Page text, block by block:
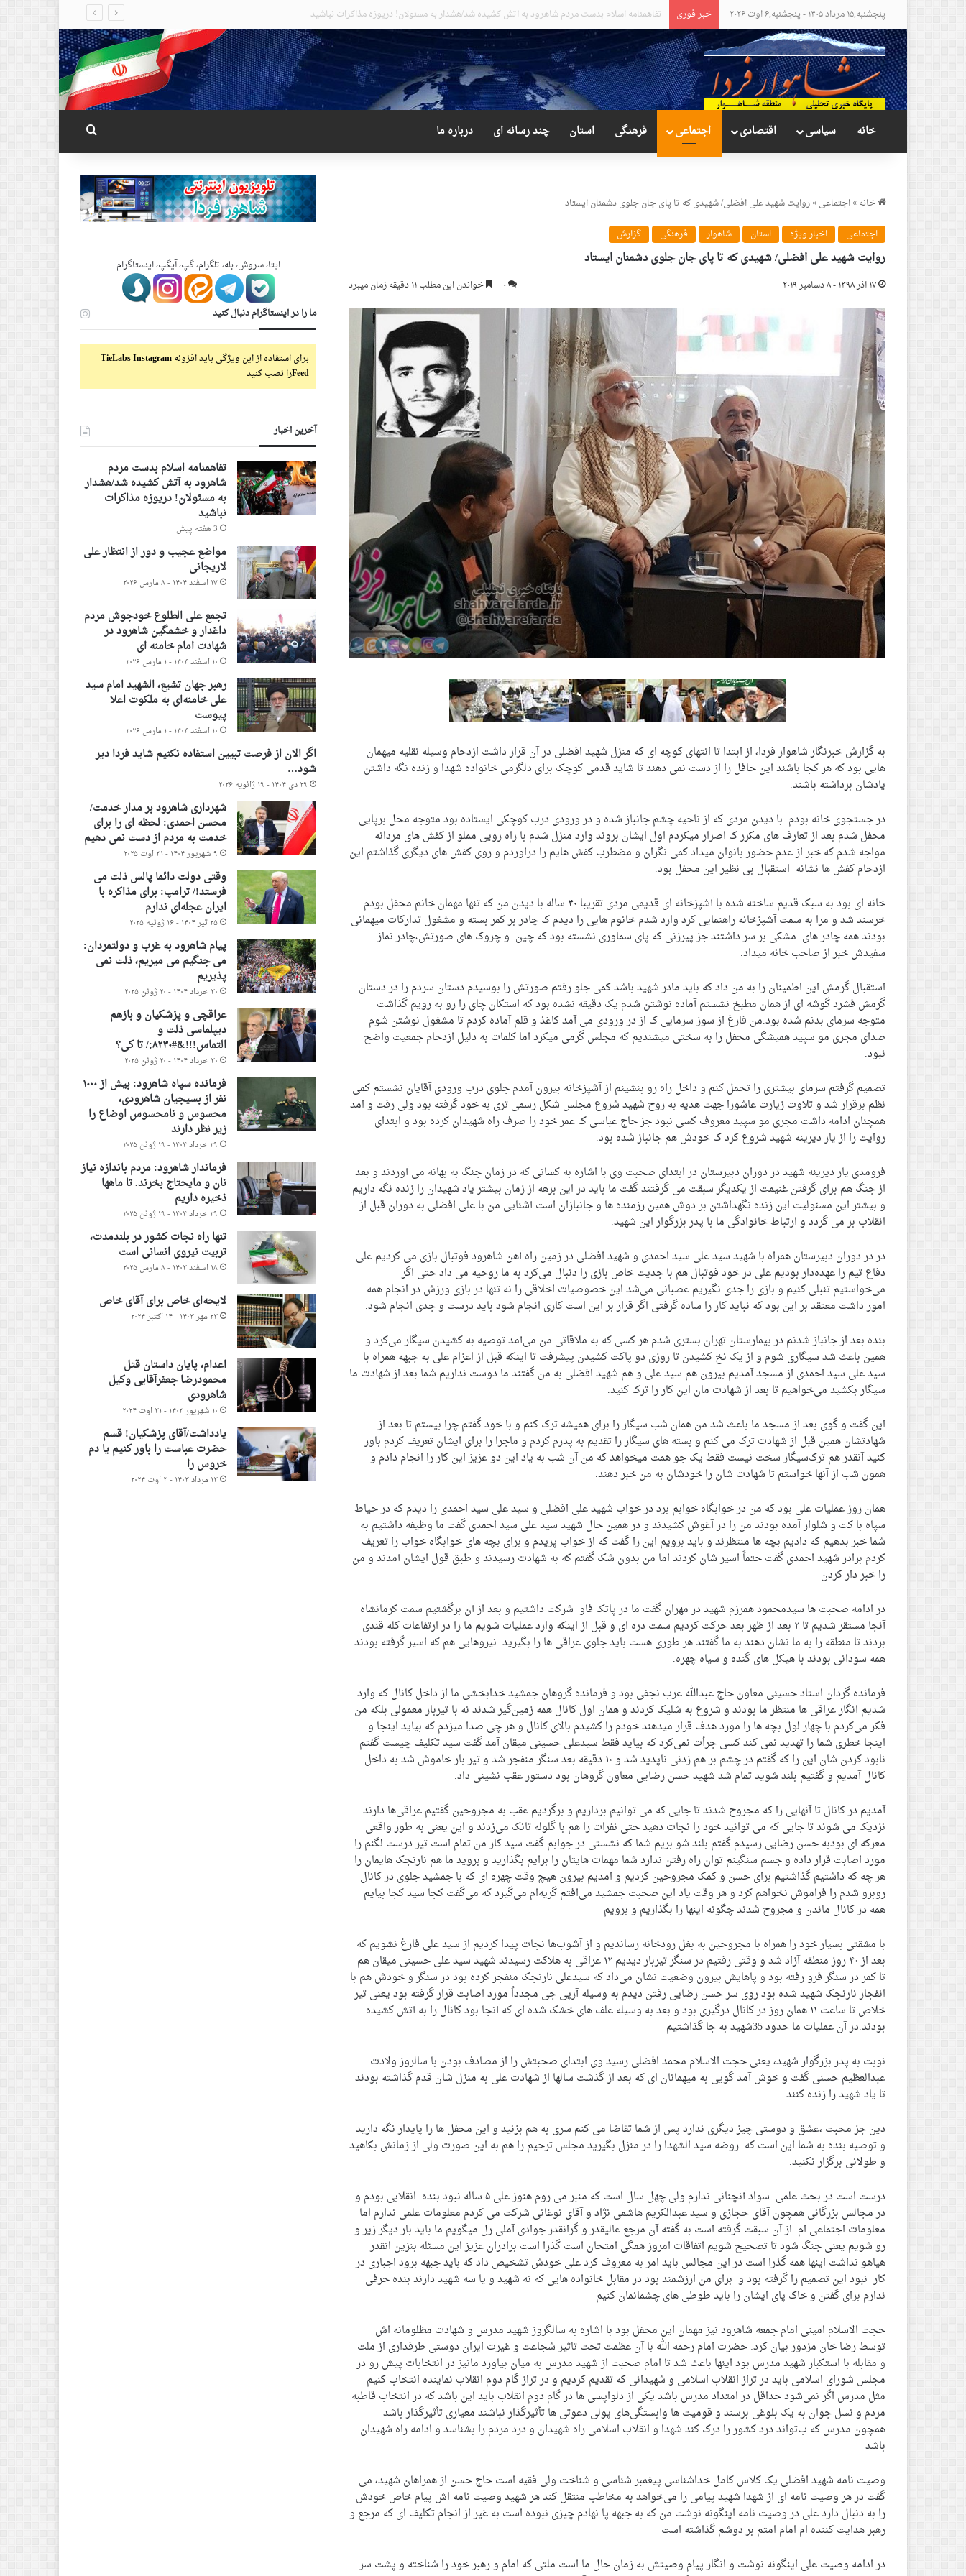
پنجشنبه,۱۵ مرداد ۱۴۰۵ - پنجشنبه,۶ اوت ۲۰۲۶ خبر فوری مواضع عجیب و دور از انتظار علی لاریجانی
خانه سیاسی اقتصادی اجتماعی فرهنگی استان چند رسانه ای درباره ما
خانه»اجتماعی»روایت شهید علی افضلی/ شهیدی که تا پای جان جلوی دشمنان ایستاد
اجتماعی
اخبار ویژه استان شاهوار فرهنگی گزارش
روایت شهید علی افضلی/ شهیدی که تا پای جان جلوی دشمنان ایستاد
۱۷ آذر ۱۳۹۸ - ۸ دسامبر ۲۰۱۹ ۰ خواندن این مطلب ۱۱ دقیقه زمان میبرد
به گزارش خبرنگار شاهوار فردا، از ابتدا تا انتهای کوچه ای که منزل شهید افضلی در آن قرار داشت ازدحام وسیله نقلیه میهمان
هایی بود که هر کجا باشند این حافل را از دست نمی دهند تا شاید قدمی کوچک برای دلگرمی خانواده شهدا و زنده نگه داشتن
یادشان برداشته باشند.
در جستجوی خانه بودم با دیدن مردی که از ناحیه چشم جانباز شده و در ورودی درب کوچکی ایستاده بود متوجه محل برپایی
محفل شدم بعد از تعارف های مکرر ک اصرار میکردم اول ایشان بروند وارد منزل شدم با راه رویی مملو از کفش های مردانه
مواجه شدم که خبر از عدم حضور بانوان میداد کمی نگران و مضطرب کفش هایم را دراوردم و روی کفش های دیگری گذاشتم این
ازدحام کفش ها نشانه استقبال بی نظیر این محفل بود.
خانه ای بود به سبک قدیم ساخته شده با آشپزخانه ای قدیمی مردی تقریبا ۴۰ ساله با دیدن من که تنها مهمان خانم محفل بودم
خرسند شد و مرا به سمت آشپزخانه راهنمایی کرد وارد شدم خانوم هایی را دیدم ک چادر بر کمر بسته و مشغول تدارکات میهمانی
بودند همه چادر های مشکی بر سر داشتند جز پیرزنی که پای سماوری نشسته بود که چین و چروک های صورتش،چادر نماز
سفیدش خبر از صاحب خانه میداد.
استقبال گرمش این اطمینان را به من داد که باید مادر شهید باشد کمی جلو رفتم صورتش را بوسیدم دستان سردم را در دستان
گرمش فشرد گوشه ای از همان مطبخ نشستم آماده نوشتن شدم یک دقیقه نشده بود که استکان چای را رو به رویم گذاشت
متوجه سرمای بدنم شده بود.من فارغ از سوز سرمایی ک از در ورودی می آمد کاغذ و قلم آماده کردم تا مشغول نوشتن شوم
صدای مجری مو سپید همیشگی محفل را به سختی میشندیم که مجلس گرمی میکرد اما کلمات به دلیل ازدحام جمعیت واضح
نبود.
تصمیم گرفتم سرمای بیشتری را تحمل کنم و داخل راه رو بنشینم از آشپزخانه بیرون آمدم جلوی درب ورودی آقایان نشستم کمی
نظم برقرار شد و تلاوت زیارت عاشورا جهت هدیه به روح شهید شروع مجلس شکل رسمی تری به خود گرفته بود ولی رفت و امد
همچنان ادامه داشت مجری مو سپید معروف کسی نبود جز حاج عباسی ک عمر خود را صرف راه شهیدان کرده بود و ابتدای
روایت را از یار دیرینه شهید شروع کرد ک خودش هم جانباز شده بود.
فرومدی یار دیرینه شهید در دوران دبیرستان در ابتدای صحبت وی با اشاره به کسانی که در زمان جنگ به بهانه می آوردند و بعد
از جنگ هم برای گرفتن غنیمت از یکدیگر سبقت می گرفتند گفت ما باید در این برهه از زمان بیشتر یاد شهیدان را زنده نگه داریم
و بیشتر این مسئولیت این زنده نگهداشتن بر دوش همین رزمنده ها و جانبازان است آشنایی من با علی افضلی به دوران قبل از
انقلاب بر می گردد و ارتباط خانوادگی ما با پدر بزرگوار این شهید.
در در دوران دبیرستان همراه با شهید سید علی سید احمدی و شهید افضلی در زمین راه آهن شاهرود فوتبال بازی می کردیم علی
دفاع تیم را عهده‌دار بودیم علی در خود فوتبال هم با جدیت خاص بازی را دنبال می‌کرد به ما روحیه می داد حتی اگر
می‌خواستیم تنبلی کنیم و بازی را جدی نگیریم عصبانی می‌شد این خصوصیات اخلاقی را نه تنها در بازی ورزش در انجام همه
امور داشت معتقد بر این بود که نباید کار را ساده گرفتی اگر قرار بر این است کاری انجام شود باید درست و جدی انجام شود.
بنده بعد از جانباز شدنم در بیمارستان تهران بستری شدم هر کسی که به ملاقاتی من می‌آمد توصیه به کشیدن سیگار می‌کرد و
همین باعث شد سیگاری شوم و از یک نخ کشیدن تا روزی دو پاکت کشیدن پیشرفت تا اینکه قبل از اعزام علی به جبهه همراه با
سید علی سید احمدی از مسجد آمدیم بیرون هم سید علی و هم شهید افضلی به من گفتند ما دوست نداریم شما بعد از شهادت ما
سیگار بکشید می‌خواهیم تا بعد از شهادت مان این کار را ترک کنید.
این گفت و گوی بعد از مسجد ما باعث شد من همان شب سیگار را برای همیشه ترک کنم و با خود گفتم چرا بیستم تا بعد از
شهادتشان همین قبل از شهادت ترک می کنم و بسته های سیگار را تقدیم به پدرم کردم و ماجرا را برای ایشان تعریف کردم باور
کنید آنقدر هم ترک‌سیگار سخت نیست فقط یک جو همت میخواهد که من آن شب به یاد این دو عزیز این کار را انجام دادم و
همون شب از آنها خواستم تا شهادت شان را خودشان به من خبر دهند.
همان روز عملیات علی بود که من در خوابگاه خوابم برد در خواب شهید علی افضلی و سید علی سید احمدی را دیدم که در حیاط
سپاه با کت و شلوار آمده بودند من را در آغوش کشیدند و در همین حال شهید سید علی سید احمدی گفت ما وظیفه داشتیم به
شما خبر بدهیم که دادیم بچه ها منتظرند و باید برویم این را گفت که از خواب پریدم و برای بچه های خوابگاه خواب را تعریف
کردم برادر شهید احمدی گفت حتماً اسیر شان کردند اما من بدون شک گفتم که به شهادت رسیدند و طبق قول ایشان آمدند و من
را خبر دار کردن
در ادامه صحبت ها سیدمحمود همرزم شهید در مهران گفت ما در پاتک فاو شرکت داشتیم و بعد از آن برگشتیم سمت کرمانشاه
آنجا مستقر شدیم تا ۲ بعد از ظهر بعد حرکت کردیم سمت دره‌ ای و قبل از اینکه وارد عملیات شویم ما را در ارتفاعات کله قندی
بردند تا منطقه را به ما نشان دهند به ما گفتند هر طوری هست باید جلوی عراقی ها را بگیرید نیروهایی هم که اسیر گرفته بودند
همه سودانی بودند با هیکل های گنده و سیاه چهره.
فرمانده گردان استاد حسینی معاون حاج عبدالله عرب نجفی بود و فرمانده گروهان جمشید خدابخشی ما از داخل کانال که وارد
شدیم انگار عراقی ها منتظر ما بودند و شروع به شلیک کردند و همان اول کانال همه زمین‌گیر شدند نه با تیربار معمولی بلکه من
فکر می‌کردم با چهار لول بچه ها را مورد هدف قرار میدهند خودم را کشیدم بالای کانال و هر چی صدا میزدم که بیاید اینجا و
اینجا خطری شما را تهدید نمی کند کسی جرأت نمی‌کرد که بیاید فقط سیدعلی حسینی میقان آمد گفت سید تکلیف چیست گفتم
نابود کردن شان این را که گفتم در چشم بر هم زدنی ناپدید شد و ۱۰ دقیقه بعد سنگر منفجر شد و تیر بار خاموش شد به داخل
کانال آمدیم و گفتیم بلند شوید تمام شد شهید حسن رضایی معاون گروهان بود دستور عقب نشینی داد.
آمدیم در کانال تا آنهایی را که مجروح شدند تا جایی که می توانیم برداریم و برگردیم عقب به مجروحین گفتیم عراقی‌ها دارند
نزدیک می شوند تا جایی که می توانید خود را نجات دهید حتی نفرات را هم با گلوله تانک می‌زدند و این یعنی به طور واقعی
معرکه ای بودبه حسن رضایی رسیدم گفتم بلند شو بریم شما که نشستی در جوابم گفت سید کار من تمام است تیر درست لگنم را
مورد اصابت قرار داده و جسم سنگینم توان راه رفتن ندارد شما مهمات هایتان را برایم بگذارید و بروید ما هم نارنجک هایمان را
هر چه که داشتیم گذاشتیم برای حسن و کمک مجروحین کردیم و امدیم بیرون هیچ وقت چهره ‌ای که با جمشید جلوی در کانال
روبرو شدم را فراموش نخواهم کرد و هر وقت یاد این صحبت جمشید می‌افتم گریه‌ام می‌گیرد که می‌گفت کجا سید کجا بیایم
همه در کانال ماندن و مجروح شدند چگونه اینها را بگذاریم و برویم
با مشقتی بسیار خود را همراه با مجروحین به بغل رودخانه رساندیم و از آشوب‌ها نجات پیدا کردیم از سید علی فارغ نشویم که
بعد از ۴۰ روز منطقه آزاد شد و وقتی رفتیم در سنگر تیربار دیدیم ۱۲ عراقی به هلاکت رسیدند شهید سید علی حسینی میقان هم
تا کمر در سنگر فرو رفته بود و پاهایش بیرون وضعیت نشان می‌داد که سیدعلی نارنجک منفجر کرده بود در سنگر و خودش هم با
انفجار نارنجک شهید شده بود روی سر حسن رضایی رفتن دیدم به وسیله آرپی جی مجدداً مورد اصابت قرار گرفته بود یعنی تیر
خلاص تا ساعت ۱۱ همان روز در کانال درگیری بود و بعد به وسیله علف های خشک شده ای که آنجا بود کانال را به آتش کشیده
بودند.در آن عملیات ما حدود 35شهید به جا گذاشتیم
نوبت به پدر بزرگوار شهید، یعنی حجت الاسلام محمد افضلی رسید وی ابتدای صحبتش را از مصادف بودن با سالروز ولادت
عبدالعظیم حسنی گفت و خوش آمد گویی به میهمانان ای که بعد از گذشت سالها از شهادت علی به منزل شان قدم گذاشته بودند
تا یاد شهید را زنده کنند.
دین جز محبت ،عشق و دوستی چیز دیگری ندارد پس از شما تقاضا می کنم سری به هم بزنید و این محفل ها را پایدار نگه دارید
و توصیه بنده به شما این است که روضه سید الشهدا را در منزل بگیرید مجلس ترحیم را هم به این صورت ولی از زمانش بکاهید
و طولانی برگزار نکنید.
درست است در بحث علمی سواد آنچنانی ندارم ولی چهل سال است که منبر می روم هنوز علی ۵ ساله نبود بنده انقلابی بودم و
در مجالس بزرگانی همچون آقای حجازی و سید عبدالکریم هاشمی نژاد و آقای نوغانی شرکت می کردم معلومات علمی ندارم اما
معلومات اجتماعی ام از آن سبقت گرفته است به گفته آن مرجع عالیقدر و گرانقدر جوادی آملی رل میگویم ما باید بار دیگر زیر و
رو شویم یعنی جنگ شود تا تصحیح شویم اتفاقات امروز همگی امتحان است گذرا است برادران عزیز این مسئله بنزین انقدر
هیاهو نداشت اینها همه گذرا است در این مجالس باید امر به معروف کرد علی خودش تشخیص داد که باید جبهه برود اجباری در
کار نبود این تصمیم را گرفته بود و برای من ارزشمند بود در مقابل خانواده هایی که نه شهید و یا سه شهید دارند بنده حرفی
ندارم برای گفتن و خاک پای ایشان را باید طوطی های چشمانمان کنیم
حجت الاسلام امینی امام جمعه شاهرود نیز مهمان این محفل بود با اشاره به سالگروز شهید مدرس و شهادت مظلومانه اش
توسط رضا خان مزدور بیان کرد: حضرت امام رحمه الله با آن عظمت تحت تاثیر شجاعت و غیرت ایران دوستی طرفداری از ملت
و مقابله با استکبار شهید مدرس بود اینها باعث شد تا امام صحبت از شهید مدرس به میان بیاورد مانیز در انتخابات پیش رو در
مجلس شورای اسلامی باید در تراز انقلاب اسلامی و شهیدانی که تقدیم کردیم و در تراز گام دوم انقلاب نماینده انتخاب کنیم
مثل مدرس اگر نمی‌شود حداقل در امتداد مدرس باشد یکی از دلواپسی ها در گام دوم انقلاب باید این باشد که در انتخاب قاطبه
مردم و نسل جوان به یک بلوغی برسند و قومیت ها وابستگی‌های پولی دعوتی ها تأثیرگذار نباشند معیاری تأثیرگذار باشد
همچون مدرس که ب‌تواند درد کشور را درک کند شهدا و انقلاب اسلامی راه شهیدان و درد مردم را بشناسد و ادامه راه شهیدان
باشد
وصیت نامه شهید افضلی یک کلاس کامل خداشناسی پیغمبر شناسی و شناخت ولی فقیه است حاج حسن از همراهان شهید، می
گفت در هر وصیت نامه ای از شهدا شهید پیامی را می‌خواهد به مخاطب منتقل کند هر شهید وصیت نامه اش پیام خاص خودش
را به دنبال دارد علی در وصیت نامه اینگونه نوشت من که به جبهه پا نهادم چیزی نبوده است به غیر از انجام تکلیف ای که مرجع و
رهبر هدایت کننده ام امام امتم بر دوشم گذاشته است
در ادامه وصیت علی اینگونه نوشت و انگار پیام وصیتش به زمان حال ما است ملتی که امام و رهبر خود را شناخته و پشت سر
ایتا، سروش، بله، تلگرام، گپ، آیگپ، اینستاگرام
ما را در اینستاگرام دنبال کنید
برای استفاده از این ویژگی باید افزونهTieLabs Instagram
Feedرا نصب کنید
آخرین اخبار
تفاهمنامه اسلام بدست مردم
شاهرود به آتش کشیده شد/هشدار
به مسئولان! دریوزه مذاکرات
نباشید
3 هفته پیش
مواضع عجیب و دور از انتظار علی
لاریجانی
۱۷ اسفند ۱۴۰۴ - ۸ مارس ۲۰۲۶
تجمع علی الطلوع خودجوش مردم
داغدار و خشمگین شاهرود در
شهادت امام خامنه ای
۱۰ اسفند ۱۴۰۴ - ۱ مارس ۲۰۲۶
رهبر جهان تشیع، الشهید امام سید
علی خامنه‌ای به ملکوت اعلا
پیوست
۱۰ اسفند ۱۴۰۴ - ۱ مارس ۲۰۲۶
اگر الان از فرصت تبیین استفاده نکنیم شاید فردا دیر
شود…
۲۹ دی ۱۴۰۴ - ۱۹ ژانویه ۲۰۲۶
شهرداری شاهرود بر مدار خدمت/
محسن احمدی: لحظه ای را برای
خدمت به مردم از دست نمی دهیم
۹ شهریور ۱۴۰۴ - ۳۱ اوت ۲۰۲۵
وقتی دولت دائما پالس ذلت می
فرستد!/ ترامپ: برای مذاکره با
ایران عجله‌ای ندارم
۲۵ تیر ۱۴۰۴ - ۱۶ ژوئیه ۲۰۲۵
پیام شاهرود به غرب و دولتمردان:
می جنگیم می میریم، ذلت نمی
پذیریم
۳۰ خرداد ۱۴۰۴ - ۲۰ ژوئن ۲۰۲۵
عراقچی و پزشکیان و بازهم
دیپلماسی ذلت و
التماس!!!&#۸۲۳۰;/ تا کی؟
۳۰ خرداد ۱۴۰۴ - ۲۰ ژوئن ۲۰۲۵
فرمانده سپاه شاهرود: بیش از ۱۰۰۰
نفر از بسیجیان شاهرودی،
محسوس و نامحسوس اوضاع را
زیر نظر دارند
۲۹ خرداد ۱۴۰۴ - ۱۹ ژوئن ۲۰۲۵
فرماندار شاهرود: مردم باندازه نیاز
نان و مایحتاج بخرند. تا ماهها
ذخیره داریم
۲۹ خرداد ۱۴۰۴ - ۱۹ ژوئن ۲۰۲۵
تنها راه نجات کشور در بلندمدت،
تربیت نیروی انسانی است
۱۸ اسفند ۱۴۰۳ - ۸ مارس ۲۰۲۵
لایحه‌ای خاص برای آقای خاص
۲۳ مهر ۱۴۰۳ - ۱۴ اکتبر ۲۰۲۴
اعدام، پایان داستان قتل
محمودرضا جعفرآقایی وکیل
شاهرودی
۱۰ شهریور ۱۴۰۳ - ۳۱ اوت ۲۰۲۴
یادداشت/آقای پزشکیان! قسم
حضرت عباست را باور کنیم یا دم
خروس را
۱۳ مرداد ۱۴۰۳ - ۳ اوت ۲۰۲۴